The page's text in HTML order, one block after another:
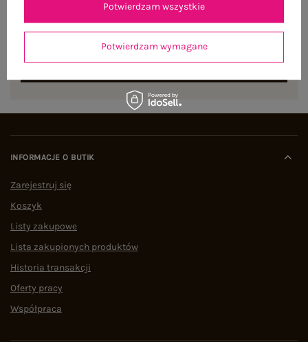
Zapisz się do naszego newslettera i otrzymaj 15% zniżki na
pierwsze zamówienie
INFORMACJE O BUTIK
Zarejestruj się
Koszyk
Listy zakupowe
Lista zakupionych produktów
Historia transakcji
Oferty pracy
Współpraca
Potwierdzam wymagane
Potwierdzam wszystkie